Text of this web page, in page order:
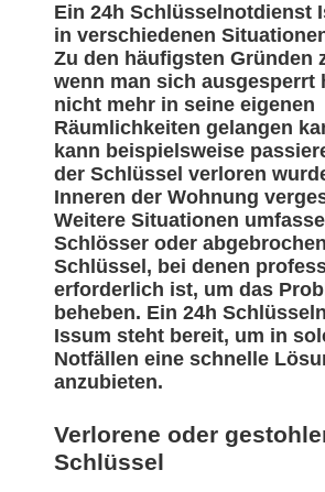
Ein 24h Schlüsselnotdienst
in verschiedenen
Zu den häufigsten Gründen
wenn man sich ausgesperrt
nicht mehr in seine eigenen
Räumlichkeiten gelangen
kann beispielsweise
der Schlüssel verloren
Inneren der Wohnung
Weitere Situationen
Schlösser oder
Schlüssel, bei denen
erforderlich ist, um das
beheben. Ein 24h
Issum steht bereit, um in
Notfällen eine schnelle
anzubieten.
Verlorene oder
Schlüssel